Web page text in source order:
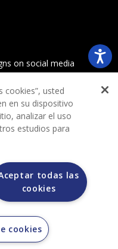
on social media
kind of payment during
on other websites, but
auction house.
cookies”, usted
en su dispositivo
analizar el uso
estudios para
todas las
cookies
cookies